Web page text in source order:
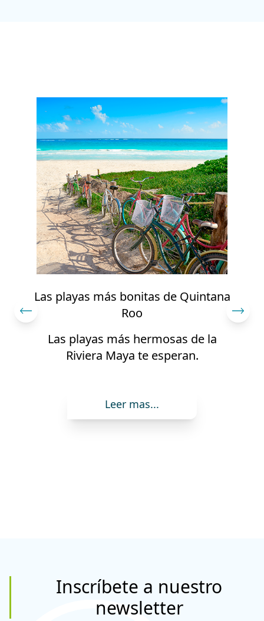
Puerto Morelos se posiciona como
destino de aventura y relajación en la
Un paraíso sostenible con naturaleza,
Leer mas...
Inscríbete a nuestro
newsletter